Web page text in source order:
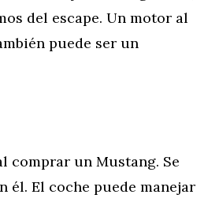
del escape. Un motor al
puede ser un
comprar un Mustang. Se
él. El coche puede manejar